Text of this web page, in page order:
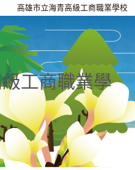
高雄市立海青高級工商職業學校
工商職業學